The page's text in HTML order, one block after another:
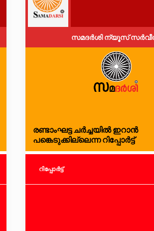
സമദർശി ന്യൂസ്
രണ്ടാംഘട്ട ചർച്ചയിൽ ഇറാൻ
പങ്കെടുക്കില്ലെന്ന റിപ്പോർട്ട്
റിപ്പോര്‍ട്ട്